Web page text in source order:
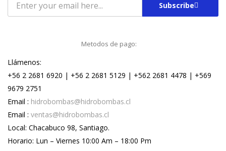
Subscribe
Metodos de pago:
Llámenos:
+56 2 2681 6920 | +56 2 2681 5129 | +562 2681 4478 | +569
9679 2751
Email : hidrobombas@hidrobombas.cl
Email : ventas@hidrobombas.cl
Local: Chacabuco 98, Santiago.
Horario: Lun – Viernes 10:00 Am – 18:00 Pm